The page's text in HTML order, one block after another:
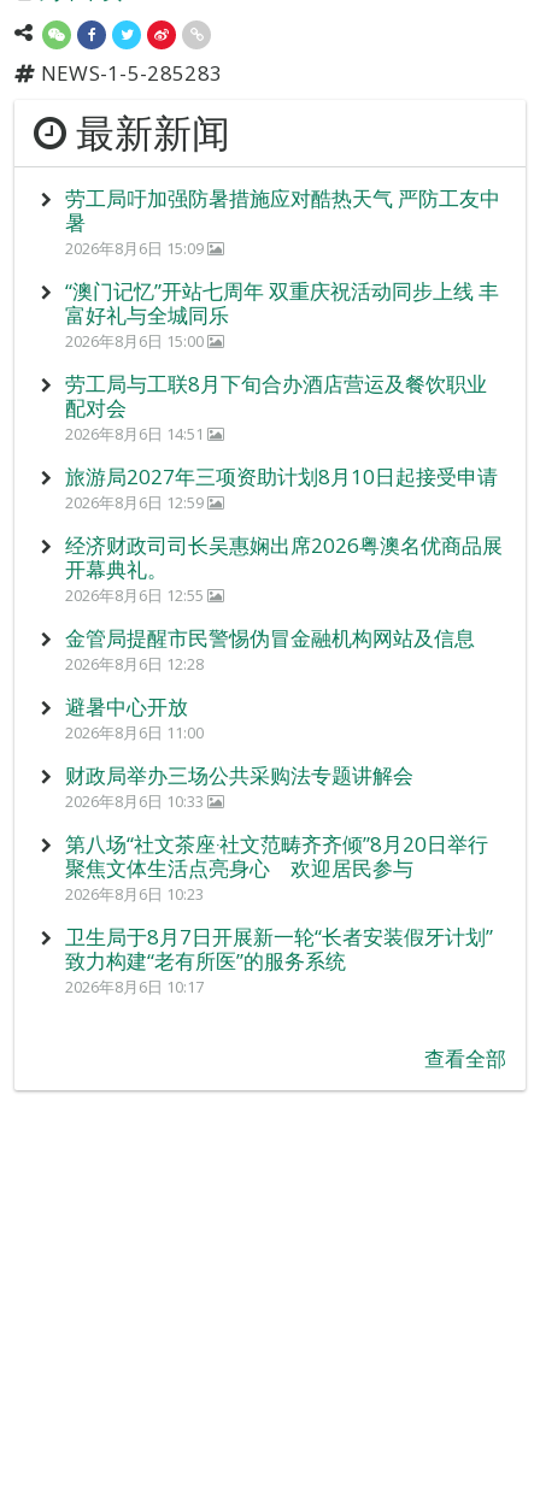
NEWS-1-5-285283
最新新闻
劳工局吁加强防暑措施应对酷热天气 严防工友中
暑
2026年8月6日 15:09
“澳门记忆”开站七周年 双重庆祝活动同步上线 丰
富好礼与全城同乐
2026年8月6日 15:00
劳工局与工联8月下旬合办酒店营运及餐饮职业
配对会
2026年8月6日 14:51
旅游局2027年三项资助计划8月10日起接受申请
2026年8月6日 12:59
经济财政司司长吴惠娴出席2026粤澳名优商品展
开幕典礼。
2026年8月6日 12:55
金管局提醒市民警惕伪冒金融机构网站及信息
2026年8月6日 12:28
避暑中心开放
2026年8月6日 11:00
财政局举办三场公共采购法专题讲解会
2026年8月6日 10:33
第八场“社文茶座‧社文范畴齐齐倾”8月20日举行
聚焦文体生活点亮身心 欢迎居民参与
2026年8月6日 10:23
卫生局于8月7日开展新一轮“长者安装假牙计划”
致力构建“老有所医”的服务系统
2026年8月6日 10:17
查看全部